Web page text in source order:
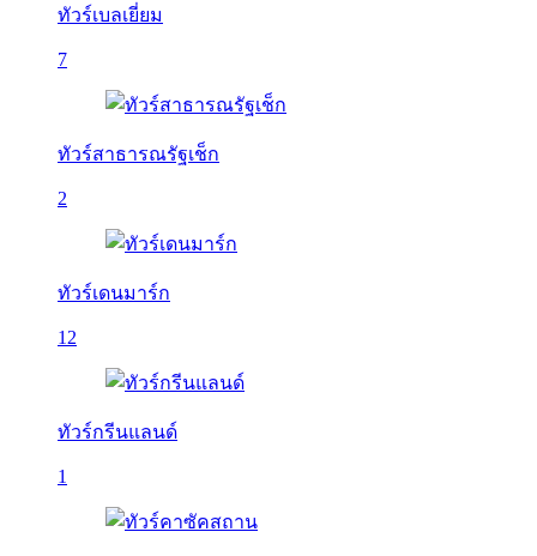
ทัวร์เบลเยี่ยม
7
ทัวร์สาธารณรัฐเช็ก
2
ทัวร์เดนมาร์ก
12
ทัวร์กรีนแลนด์
1